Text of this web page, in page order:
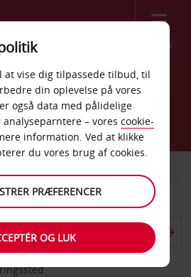
Menu
at vise dig tilpassede tilbud, til
din oplevelse på vores
også data med pålidelige
– vores cookie-
information. Ved at klikke
du vores brug af cookies.
PRÆFERENCER
OG LUK